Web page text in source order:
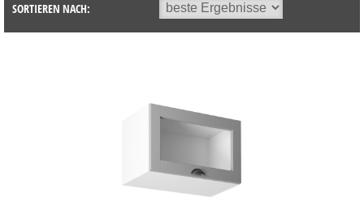
SORTIEREN NACH: